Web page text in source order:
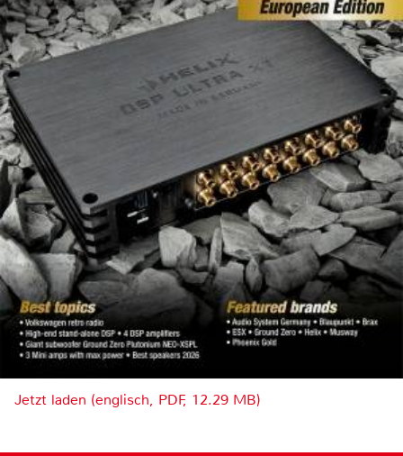
Jetzt laden (englisch, PDF, 12.29 MB)